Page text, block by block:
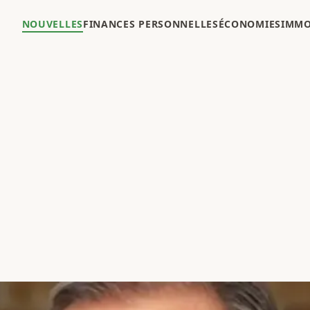
NOUVELLESFINANCES PERSONNELLESÉCONOMIES